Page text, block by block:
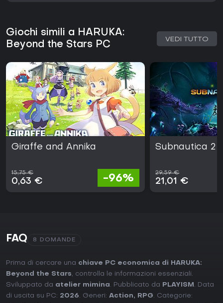
Giochi simili a HARUKA:
Beyond the Stars PC
VEDI TUTTO
Giraffe and Annika
15,75 €
0,63 € -96%
Subnautica 2
29,59 €
21,01 €
FAQ 8 DOMANDE
Prima di cercare una chiave PC economica di HARUKA:
Beyond the Stars, controlla le informazioni essenziali.
Sviluppato da atelier mimina. Pubblicato da PLAYISM . Data
di uscita su PC: 2026. Generi: Action, RPG. Categorie: